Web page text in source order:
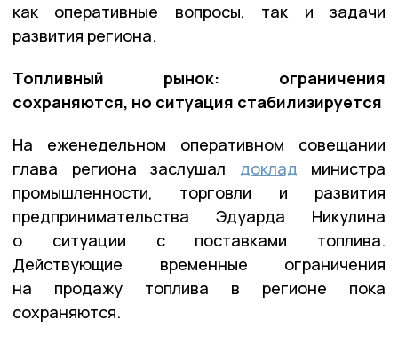
как оперативные вопросы, так и задачи
развития региона.
Топливный рынок: ограничения
сохраняются, но ситуация стабилизируется
На еженедельном оперативном совещании
глава региона заслушал доклад министра
промышленности, торговли и развития
предпринимательства Эдуарда Никулина
о ситуации с поставками топлива.
Действующие временные ограничения
на продажу топлива в регионе пока
сохраняются.